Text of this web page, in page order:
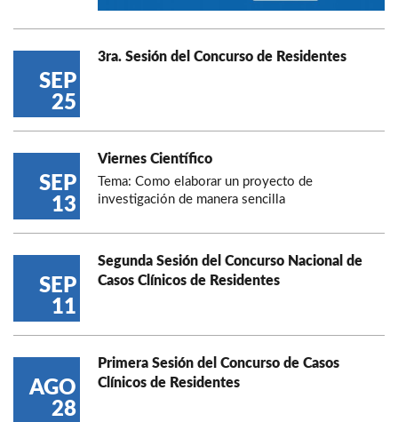
SEP
25
3ra. Sesión del Concurso de Residentes
SEP
13
Viernes Científico
Tema: Como elaborar un proyecto de
investigación de manera sencilla
SEP
11
Segunda Sesión del Concurso Nacional de
Casos Clínicos de Residentes
AGO
28
Primera Sesión del Concurso de Casos
Clínicos de Residentes